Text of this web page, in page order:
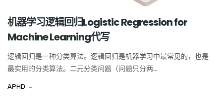
机器学习逻辑回归Logistic Regression for
Machine Learning代写
逻辑回归是一种分类算法。逻辑回归是机器学习中最常见的，也是
最实用的分类算法。二元分类问题（问题只分两...
APHD